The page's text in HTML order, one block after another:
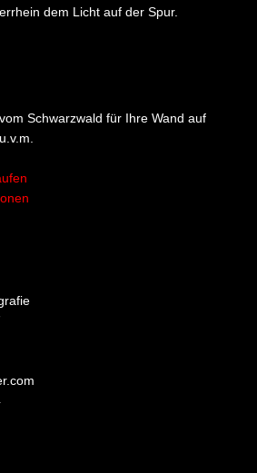
dem Licht auf der Spur.
Schwarzwald für Ihre Wand auf